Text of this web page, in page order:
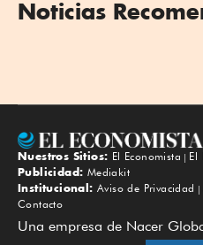
Noticias
Nuestros Sitios: El Economista El
Publicidad: Mediakit
Institucional: Aviso de Privacidad
Contacto
Una empresa de Nacer